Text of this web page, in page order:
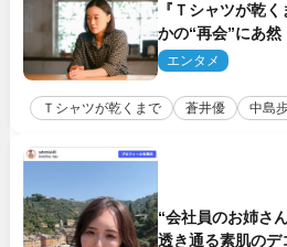
『Ｔシャツが乾く
かの“再会”にあ
した!!」「今さら
エンタメ
Ｔシャツが乾くまで 蒼井優 中島
“会社員のお姉さ
透き通る素肌のデ